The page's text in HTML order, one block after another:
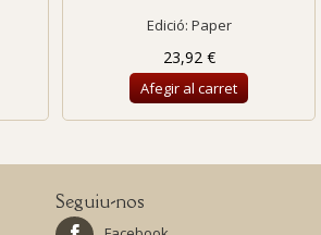
Edició: Paper
23,92 €
Afegir al carret
Seguiu-nos